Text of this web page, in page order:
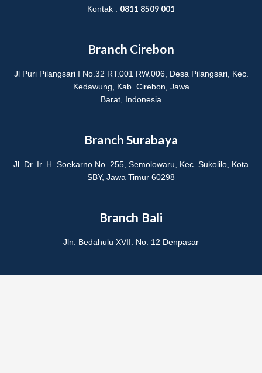
Kontak : 0811 8509 001
Branch Cirebon
Jl Puri Pilangsari I No.32 RT.001 RW.006, Desa Pilangsari, Kec.
Kedawung, Kab. Cirebon, Jawa
Barat, Indonesia
Branch Surabaya
Jl. Dr. Ir. H. Soekarno No. 255, Semolowaru, Kec. Sukolilo, Kota
SBY, Jawa Timur 60298
Branch Bali
Jln. Bedahulu XVII. No. 12 Denpasar